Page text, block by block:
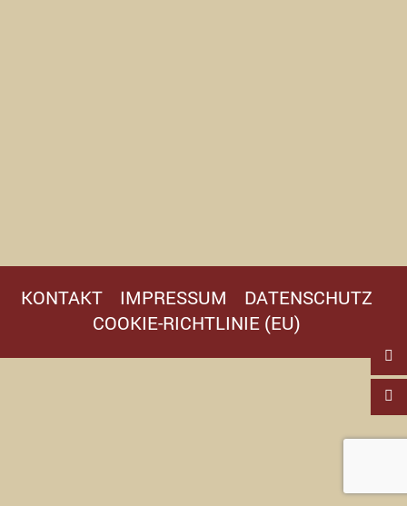
KONTAKT IMPRESSUM
DATENSCHUTZ
COOKIE-RICHTLINIE (EU)